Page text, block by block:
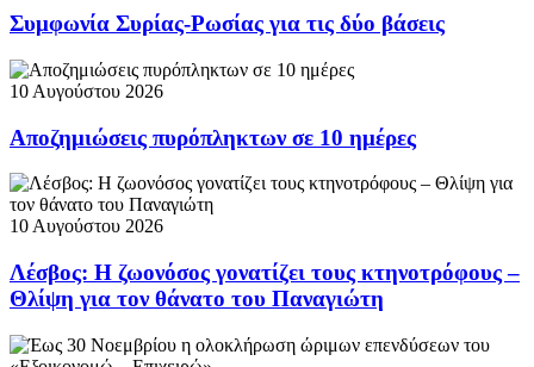
Συμφωνία Συρίας-Ρωσίας για τις δύο βάσεις
10 Αυγούστου 2026
Αποζημιώσεις πυρόπληκτων σε 10 ημέρες
10 Αυγούστου 2026
Λέσβος: Η ζωονόσος γονατίζει τους κτηνοτρόφους –
Θλίψη για τον θάνατο του Παναγιώτη